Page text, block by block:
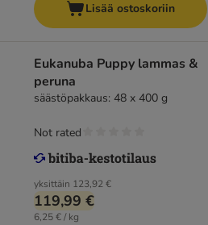
Lisää ostoskoriin
Eukanuba Puppy lammas &
peruna
säästöpakkaus: 48 x 400 g
yksittäin 123,92 €
119,99 €
6,25 € / kg
Not rated